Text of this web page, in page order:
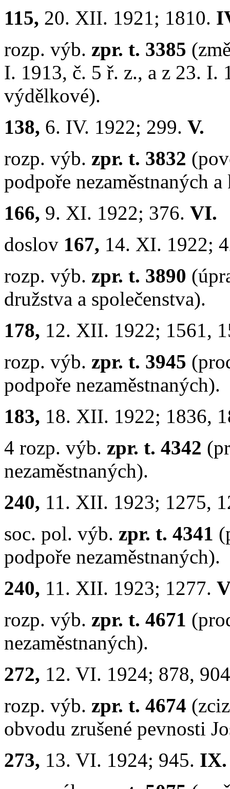
115, 20. XII. 1921; 1810.
rozp. výb. zpr. t. 3385
I. 1913, č. 5 ř. z., a z 23. I.
výdělkové).
138, 6. IV. 1922; 299. V.
rozp. výb. zpr. t. 3832
podpoře nezaměstnaných
166, 9. XI. 1922; 376. VI.
doslov 167, 14. XI. 1922;
rozp. výb. zpr. t. 3890
družstva a společenstva).
178, 12. XII. 1922; 1561,
rozp. výb. zpr. t. 3945
podpoře nezaměstnaných).
183, 18. XII. 1922; 1836,
4 rozp. výb. zpr. t. 4342
nezaměstnaných).
240, 11. XII. 1923; 1275,
soc. pol. výb. zpr. t. 4341
podpoře nezaměstnaných).
240, 11. XII. 1923; 1277.
rozp. výb. zpr. t. 4671
nezaměstnaných).
272, 12. VI. 1924; 878,
rozp. výb. zpr. t. 4674
obvodu zrušené pevnosti
273, 13. VI. 1924; 945. IX.